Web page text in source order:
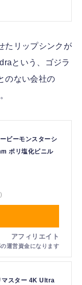
たリップシンクが
という、ゴジラ
のない会社の
ビーモンスターシ
ポリ塩化ビニル
スター 4K Ultra